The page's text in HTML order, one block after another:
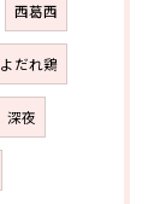
西葛西
よだれ鶏
深夜